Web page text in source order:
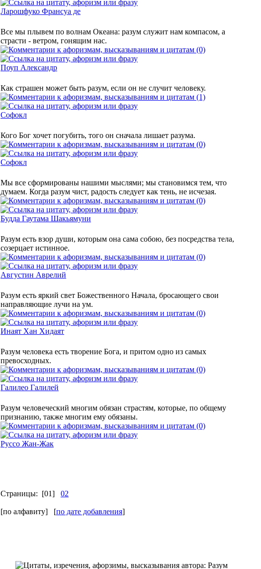
Ларошфуко Франсуа де
Все мы плывем по волнам Океана: разум служит нам компасом, а
страсти - ветром, гонящим нас.
(0)
Поуп Александр
Как страшен может быть разум, если он не случит человеку.
(1)
Софокл
Кого Бог хочет погубить, того он сначала лишает разума.
(0)
Софокл
Мы все сформированы нашими мыслями; мы становимся тем, что
думаем. Когда разум чист, радость следует как тень, не исчезая.
(0)
Будда Гаутама Шакьямуни
Разум есть взор души, которым она сама собою, без посредства тела,
созерцает истинное.
(0)
Августин Аврелий
Разум есть яркий свет Божественного Начала, бросающего свои
направляющие лучи на ум.
(0)
Инаят Хан Хидаят
Разум человека есть творение Бога, и притом одно из самых
превосходных.
(0)
Галилео Галилей
Разум человеческий многим обязан страстям, которые, по общему
признанию, также многим ему обязаны.
(0)
Руссо Жан-Жак
Страницы: [01] 02
[по алфавиту] [по дате добавления]